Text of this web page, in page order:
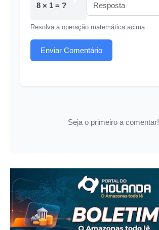
8 × 1 = ?
Resolva a operação matemática acima
Enviar Comentário
Seja o primeiro a comentar!